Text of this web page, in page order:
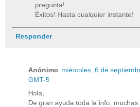
pregunta!
Éxitos! Hasta cualquier instante!
Responder
Anónimo miércoles, 6 de
GMT-5
Hola,
De gran ayuda toda la info, muchas